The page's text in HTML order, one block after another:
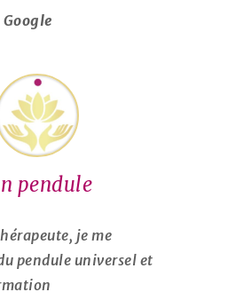
pendule
je me
pendule universel et